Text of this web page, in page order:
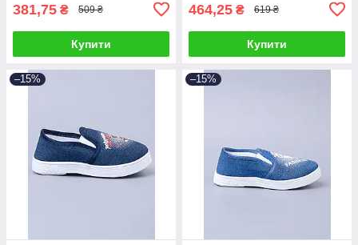
381,75 ₴ 509 ₴
Купити
464,25 ₴ 619 ₴
Купити
–15% –15%